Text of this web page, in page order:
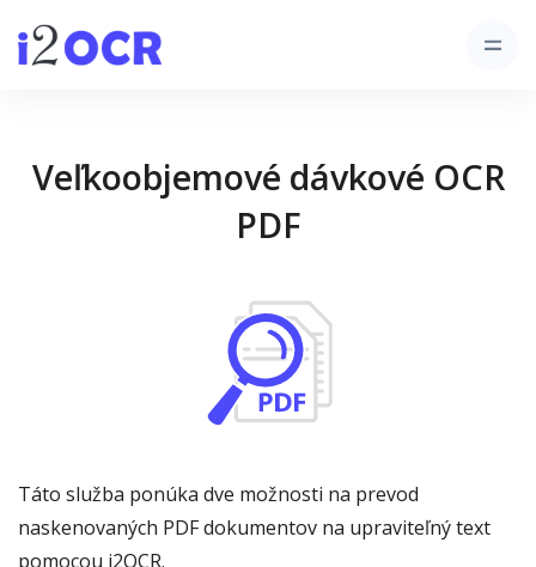
Veľkoobjemové dávkové OCR
PDF
Táto služba ponúka dve možnosti na prevod
naskenovaných PDF dokumentov na upraviteľný text
pomocou i2OCR.